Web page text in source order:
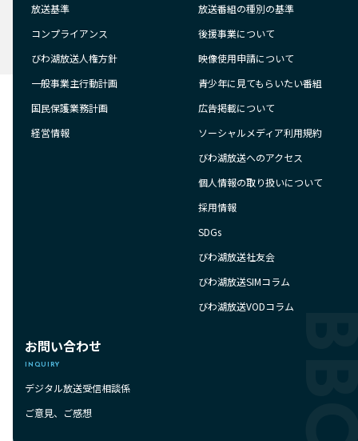
放送基準
コンプライアンス
びわ湖放送人権方針
一般事業主行動計画
国民保護業務計画
経営情報
放送番組の種別の基準
後援事業について
映像使用申請について
青少年に見てもらいたい番組
広告掲載について
ソーシャルメディア利用規約
びわ湖放送へのアクセス
個人情報の取り扱いについて
採用情報
SDGs
びわ湖放送社友会
びわ湖放送SIMコラム
びわ湖放送VODコラム
お問い合わせ
INQUIRY
デジタル放送受信相談係
ご意見、ご感想